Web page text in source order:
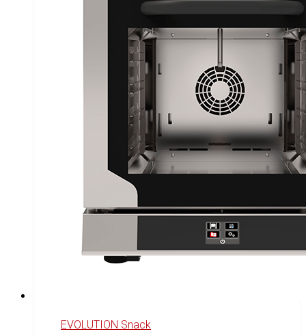
EVOLUTION Snack